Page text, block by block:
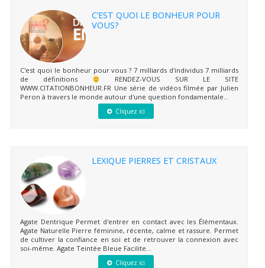
C’EST QUOI LE BONHEUR POUR
VOUS?
C'est quoi le bonheur pour vous ? 7 milliards d'individus 7 milliards
de définitions
RENDEZ-VOUS SUR LE SITE
WWW.CITATIONBONHEUR.FR Une série de vidéos filmée par Julien
Peron à travers le monde autour d'une question fondamentale...
Cliquez ici
LEXIQUE PIERRES ET CRISTAUX
Agate Dentrique Permet d'entrer en contact avec les Élémentaux.
Agate Naturelle Pierre féminine, récente, calme et rassure. Permet
de cultiver la confiance en soi et de retrouver la connexion avec
soi-même. Agate Teintée Bleue Facilite...
Cliquez ici